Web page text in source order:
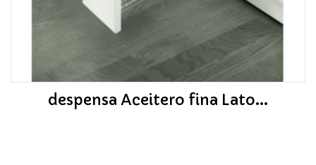
despensa Aceitero fina Lato...